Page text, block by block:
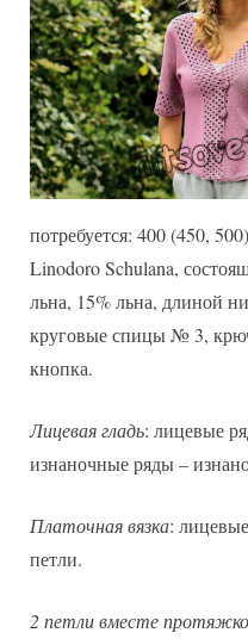
потребуется: 400 (450,
Linodoro Schulana,
льна, 15% льна, длиной
круговые спицы № 3,
кнопка.
Лицевая гладь: лицевые
изнаночные ряды –
Платочная вязка:
петли.
2 петли вместе